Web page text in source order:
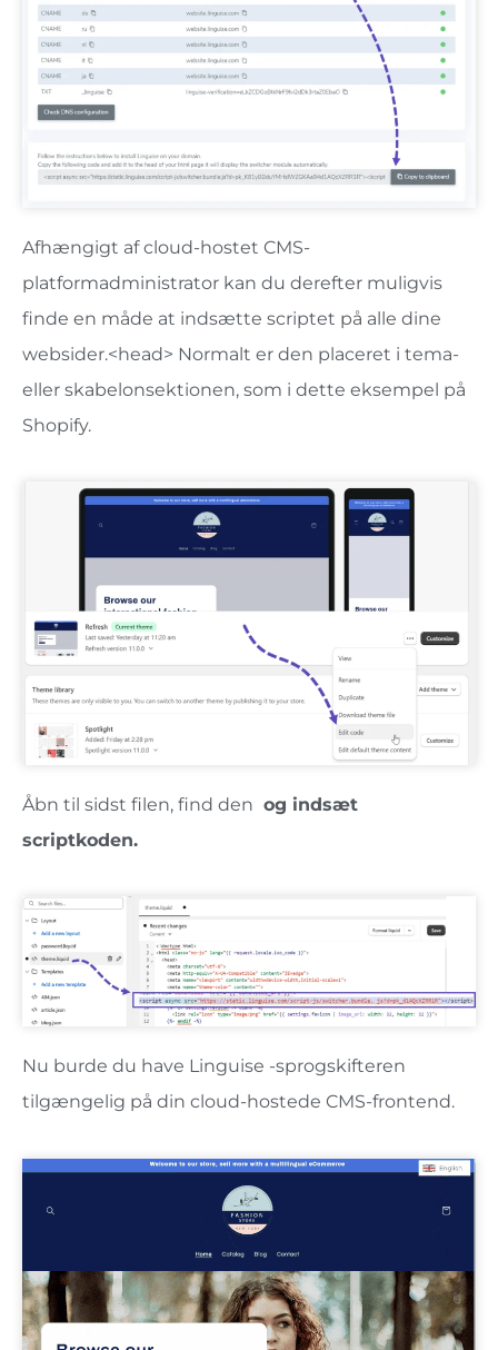
Afhængigt af cloud-hostet CMS-
platformadministrator kan du derefter muligvis
finde en måde at indsætte scriptet på alle dine
websider.<head> Normalt er den placeret i tema-
eller skabelonsektionen, som i dette eksempel på
Shopify.
Åbn til sidst filen, find den og indsæt
scriptkoden.
Nu burde du have Linguise -sprogskifteren
tilgængelig på din cloud-hostede CMS-frontend.